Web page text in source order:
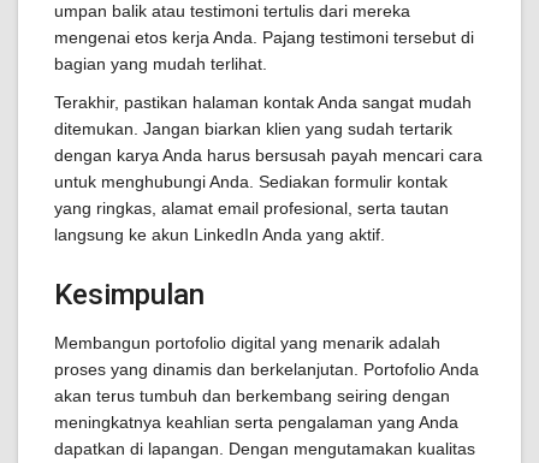
umpan balik atau testimoni tertulis dari mereka
mengenai etos kerja Anda. Pajang testimoni tersebut di
bagian yang mudah terlihat.
Terakhir, pastikan halaman kontak Anda sangat mudah
ditemukan. Jangan biarkan klien yang sudah tertarik
dengan karya Anda harus bersusah payah mencari cara
untuk menghubungi Anda. Sediakan formulir kontak
yang ringkas, alamat email profesional, serta tautan
langsung ke akun LinkedIn Anda yang aktif.
Kesimpulan
Membangun portofolio digital yang menarik adalah
proses yang dinamis dan berkelanjutan. Portofolio Anda
akan terus tumbuh dan berkembang seiring dengan
meningkatnya keahlian serta pengalaman yang Anda
dapatkan di lapangan. Dengan mengutamakan kualitas